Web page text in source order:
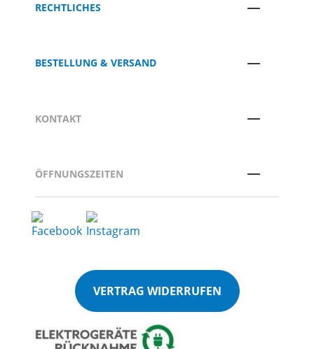
RECHTLICHES
BESTELLUNG & VERSAND
KONTAKT
ÖFFNUNGSZEITEN
VERTRAG WIDERRUFEN